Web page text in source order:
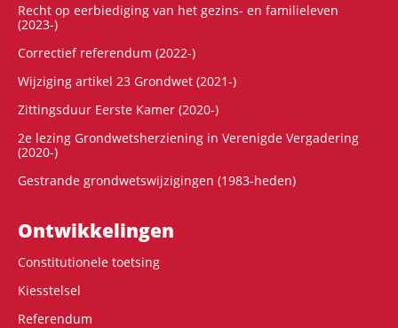
Recht op eerbiediging van het gezins- en familieleven
(2023-)
Correctief referendum (2022-)
Wijziging artikel 23 Grondwet (2021-)
Zittingsduur Eerste Kamer (2020-)
2e lezing Grondwetsherziening in Verenigde Vergadering
(2020-)
Gestrande grondwetswijzigingen (1983-heden)
Ontwikke­lingen
Constitutionele toetsing
Kiesstelsel
Referendum